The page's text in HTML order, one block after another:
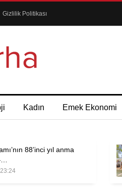
Gizlilik Politikası
Kadın Emek Ekonomi
88’inci yıl anma